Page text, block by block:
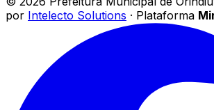
por Intelecto Solutions · Plataforma